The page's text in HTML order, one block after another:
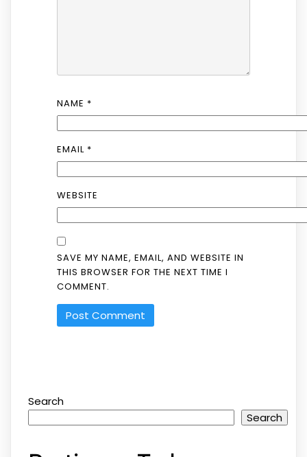
NAME *
EMAIL *
WEBSITE
SAVE MY NAME, EMAIL, AND WEBSITE IN
THIS BROWSER FOR THE NEXT TIME I
COMMENT.
Search
Search